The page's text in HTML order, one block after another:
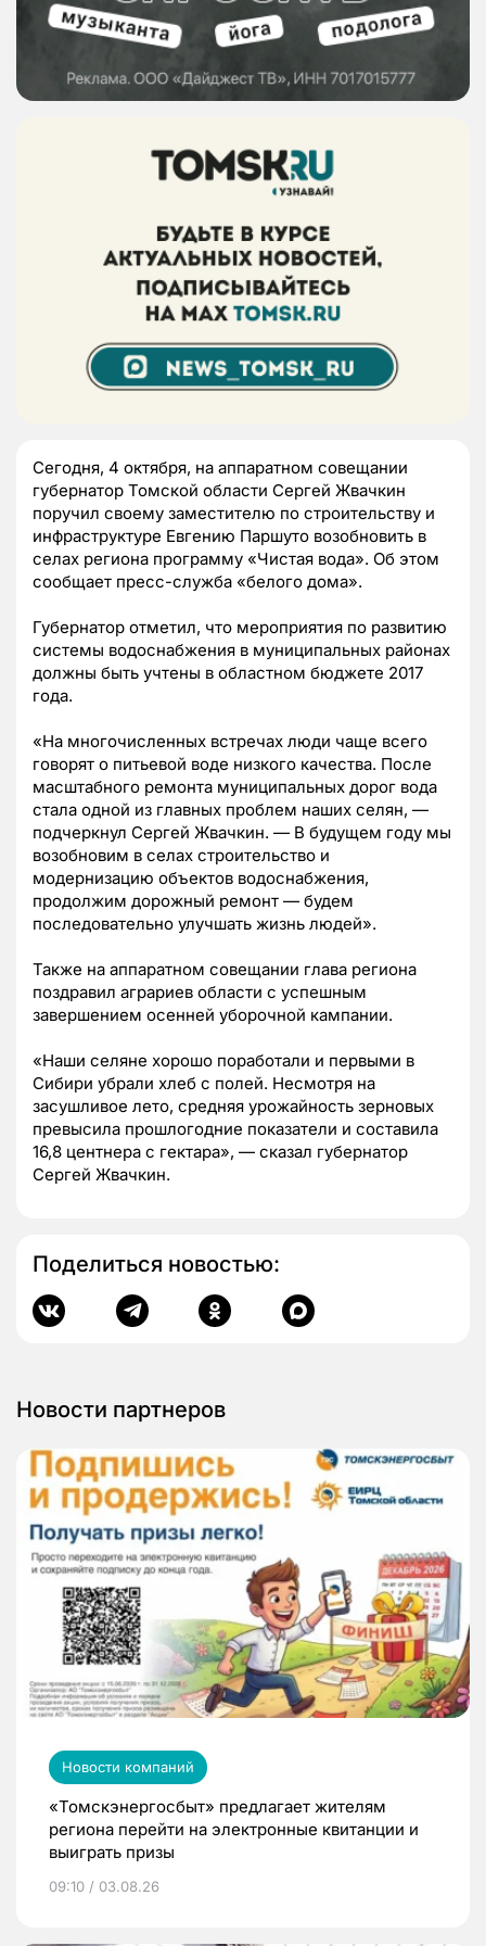
Сегодня, 4 октября, на аппаратном совещании
губернатор Томской области Сергей Жвачкин
поручил своему заместителю по строительству и
инфраструктуре Евгению Паршуто возобновить в
селах региона программу «Чистая вода». Об этом
сообщает пресс-служба «белого дома».
Губернатор отметил, что мероприятия по развитию
системы водоснабжения в муниципальных районах
должны быть учтены в областном бюджете 2017
года.
«На многочисленных встречах люди чаще всего
говорят о питьевой воде низкого качества. После
масштабного ремонта муниципальных дорог вода
стала одной из главных проблем наших селян, —
подчеркнул Сергей Жвачкин. — В будущем году мы
возобновим в селах строительство и
модернизацию объектов водоснабжения,
продолжим дорожный ремонт — будем
последовательно улучшать жизнь людей».
Также на аппаратном совещании глава региона
поздравил аграриев области с успешным
завершением осенней уборочной кампании.
«Наши селяне хорошо поработали и первыми в
Сибири убрали хлеб с полей. Несмотря на
засушливое лето, средняя урожайность зерновых
превысила прошлогодние показатели и составила
16,8 центнера с гектара», — сказал губернатор
Сергей Жвачкин.
Поделиться новостью:
Новости партнеров
Новости компаний
«Томскэнергосбыт» предлагает жителям
региона перейти на электронные квитанции и
выиграть призы
09:10 / 03.08.26